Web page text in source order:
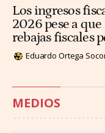
Los ingresos
2026 pese a
rebajas fiscales
Eduardo Ortega
MEDIOS